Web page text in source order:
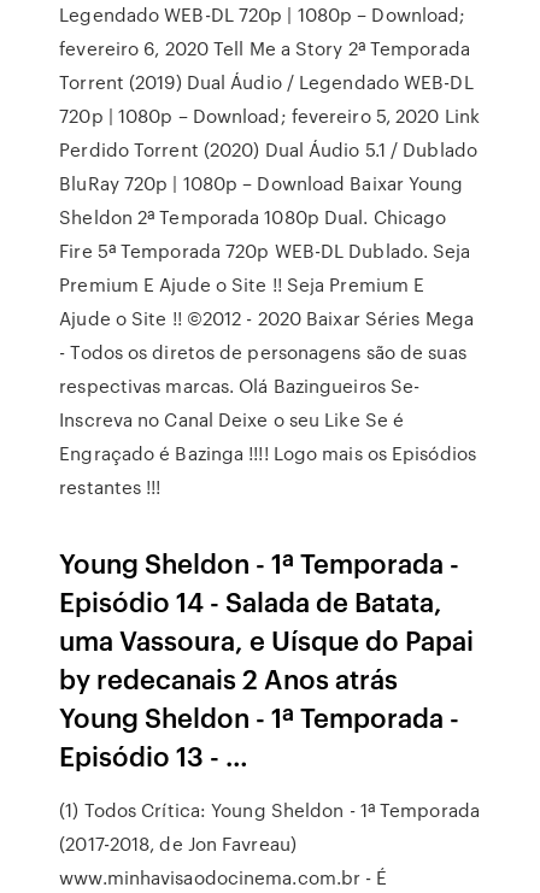
Legendado WEB-DL 720p | 1080p – Download;
fevereiro 6, 2020 Tell Me a Story 2ª Temporada
Torrent (2019) Dual Áudio / Legendado WEB-DL
720p | 1080p – Download; fevereiro 5, 2020 Link
Perdido Torrent (2020) Dual Áudio 5.1 / Dublado
BluRay 720p | 1080p – Download Baixar Young
Sheldon 2ª Temporada 1080p Dual. Chicago
Fire 5ª Temporada 720p WEB-DL Dublado. Seja
Premium E Ajude o Site !! Seja Premium E
Ajude o Site !! ©2012 - 2020 Baixar Séries Mega
- Todos os diretos de personagens são de suas
respectivas marcas. Olá Bazingueiros Se-
Inscreva no Canal Deixe o seu Like Se é
Engraçado é Bazinga !!!! Logo mais os Episódios
restantes !!!
Young Sheldon - 1ª Temporada -
Episódio 14 - Salada de Batata,
uma Vassoura, e Uísque do Papai
by redecanais 2 Anos atrás
Young Sheldon - 1ª Temporada -
Episódio 13 - …
(1) Todos Crítica: Young Sheldon - 1ª Temporada
(2017-2018, de Jon Favreau)
www.minhavisaodocinema.com.br - É